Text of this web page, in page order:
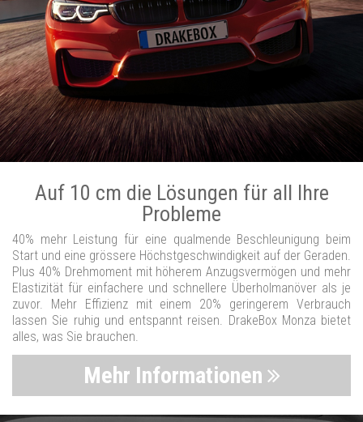
Auf 10 cm die Lösungen für all Ihre
Probleme
40% mehr Leistung für eine qualmende Beschleunigung beim
Start und eine grössere Höchstgeschwindigkeit auf der Geraden.
Plus 40% Drehmoment mit höherem Anzugsvermögen und mehr
Elastizität für einfachere und schnellere Überholmanöver als je
zuvor. Mehr Effizienz mit einem 20% geringerem Verbrauch
lassen Sie ruhig und entspannt reisen. DrakeBox Monza bietet
alles, was Sie brauchen.
Mehr Informationen